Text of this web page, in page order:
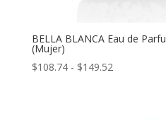
BELLA BLANCA Eau de
(Mujer)
$108.74 - $149.52Rango